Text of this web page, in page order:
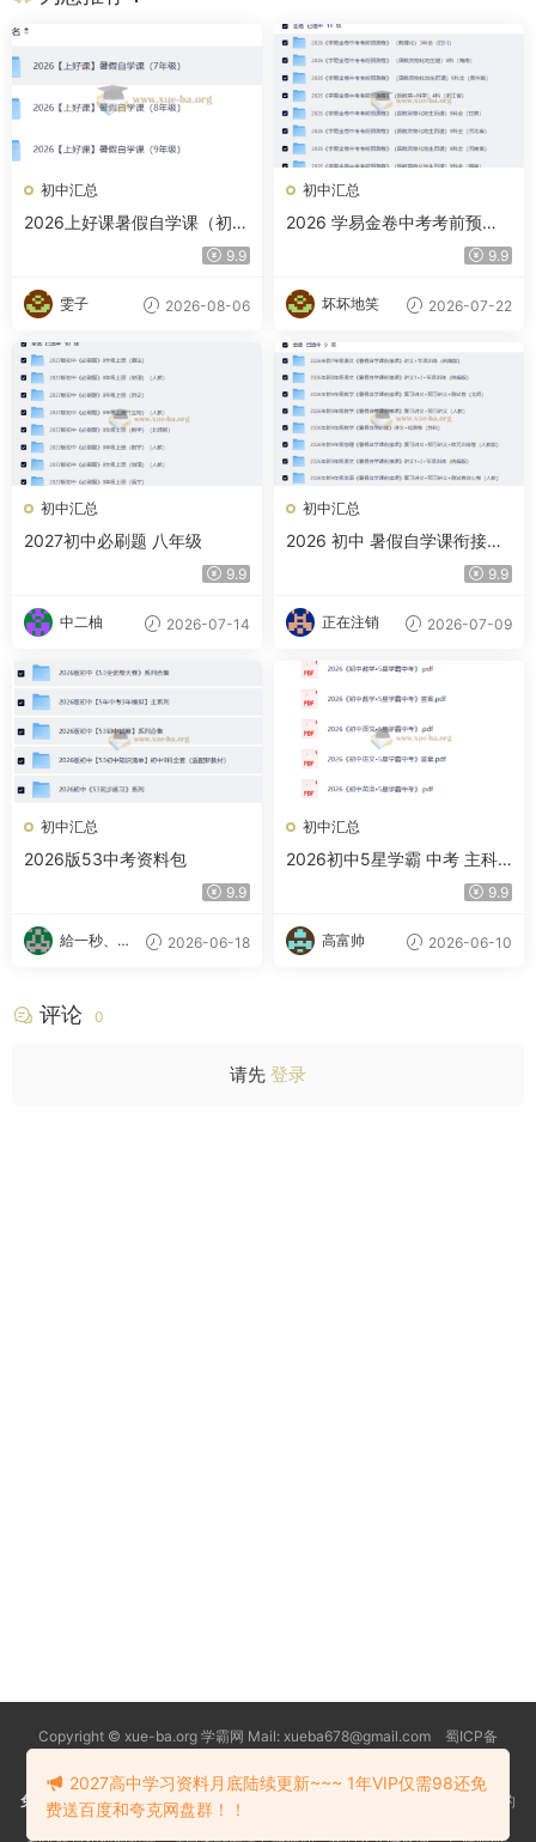
初中汇总
2026上好课暑假自学课（初
9.9
雯子 2026-08-06
初中汇总
2026 学易金卷中考考前预测
9.9
坏坏地笑 2026-07-22
初中汇总
2027初中必刷题 八年级
9.9
中二柚 2026-07-14
初中汇总
2026 初中 暑假自学课衔接课
9.9
正在注销 2026-07-09
初中汇总
2026版53中考资料包
9.9
給一秒、心
2026-06-18
初中汇总
2026初中5星学霸 中考 主科
三件套（数学/语文/英语)
9.9
高富帅 2026-06-10
评论 0
请先 登录
Copyright © xue-ba.org 学霸网 Mail: xueba678@gmail.com 蜀ICP备
常见问题
更新日志 忘记密码本站推荐浏览器：Edge浏览器
免责声明 ：本站资源均搜索自互联网和网友分享,仅供大家学习交流,不对资料的
真实性和安全性负责！
2027高中学习资料月底陆续更新~~~ 1年VIP仅需98还免
费送百度和夸克网盘群！！